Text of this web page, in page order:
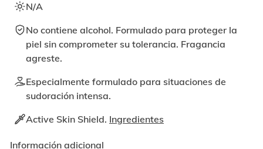
N/A
No contiene alcohol. Formulado para proteger la
piel sin comprometer su tolerancia. Fragancia
agreste.
Especialmente formulado para situaciones de
sudoración intensa.
Active Skin Shield. Ingredientes
Información adicional